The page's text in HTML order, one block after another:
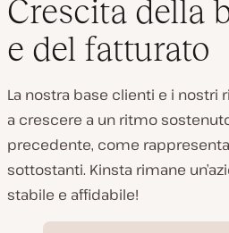
Crescita della
e del fatturato
La nostra base clienti e i nostri
a crescere a un ritmo
precedente, come
sottostanti. Kinsta rimane
stabile e affidabile!